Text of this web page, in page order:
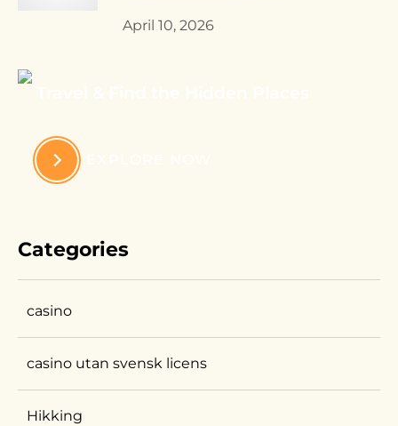
April 10, 2026
Categories
casino
casino utan svensk licens
Hikking